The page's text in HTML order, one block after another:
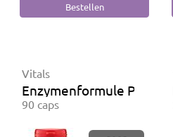
Vitals
Enzymenformule Pro
90 caps